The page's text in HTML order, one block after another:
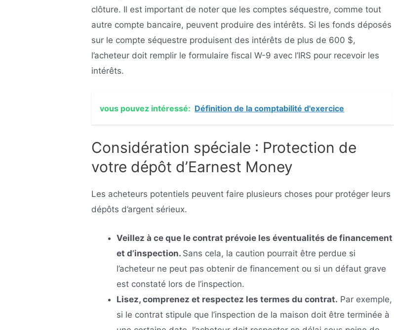
clôture. Il est important de noter que les comptes séquestre, comme tout
autre compte bancaire, peuvent produire des intérêts. Si les fonds déposés
sur le compte séquestre produisent des intérêts de plus de 600 $,
l’acheteur doit remplir le formulaire fiscal W-9 avec l’IRS pour recevoir les
intérêts.
vous pouvez intéressé: Définition de la comptabilité d'exercice
Considération spéciale : Protection de
votre dépôt d’Earnest Money
Les acheteurs potentiels peuvent faire plusieurs choses pour protéger leurs
dépôts d’argent sérieux.
Veillez à ce que le contrat prévoie les éventualités de financement
et d’inspection. Sans cela, la caution pourrait être perdue si
l’acheteur ne peut pas obtenir de financement ou si un défaut grave
est constaté lors de l’inspection.
Lisez, comprenez et respectez les termes du contrat. Par exemple,
si le contrat stipule que l’inspection de la maison doit être terminée à